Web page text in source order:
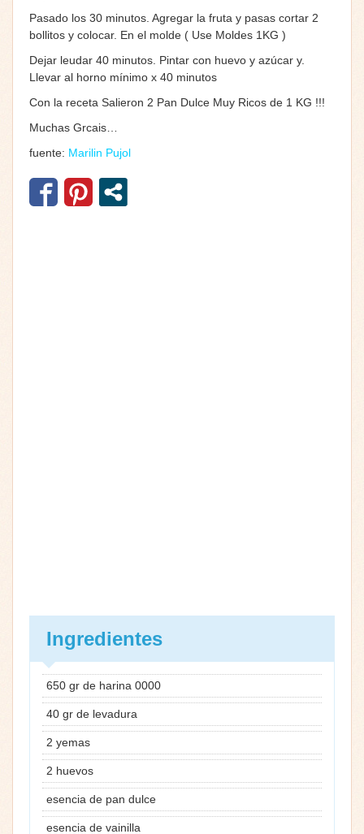
Pasado los 30 minutos. Agregar la fruta y pasas cortar 2
bollitos y colocar. En el molde ( Use Moldes 1KG )
Dejar leudar 40 minutos. Pintar con huevo y azúcar y.
Llevar al horno mínimo x 40 minutos
Con la receta Salieron 2 Pan Dulce Muy Ricos de 1 KG !!!
Muchas Grcais…
fuente: Marilin Pujol
Ingredientes
650 gr de harina 0000
40 gr de levadura
2 yemas
2 huevos
esencia de pan dulce
esencia de vainilla